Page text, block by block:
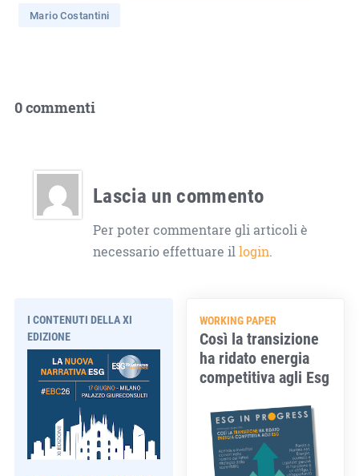
Mario Costantini
0 commenti
Lascia un commento
Per poter commentare gli articoli è
necessario effettuare illogin.
I CONTENUTI DELLA XI
EDIZIONE
WORKING PAPER
Così la transizione
ha ridato energia
competitiva agli Esg